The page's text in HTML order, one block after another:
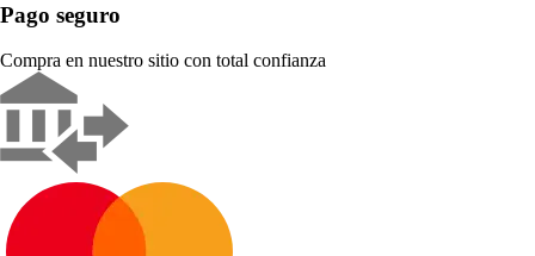
Pago seguro
Compra en nuestro sitio con total confianza